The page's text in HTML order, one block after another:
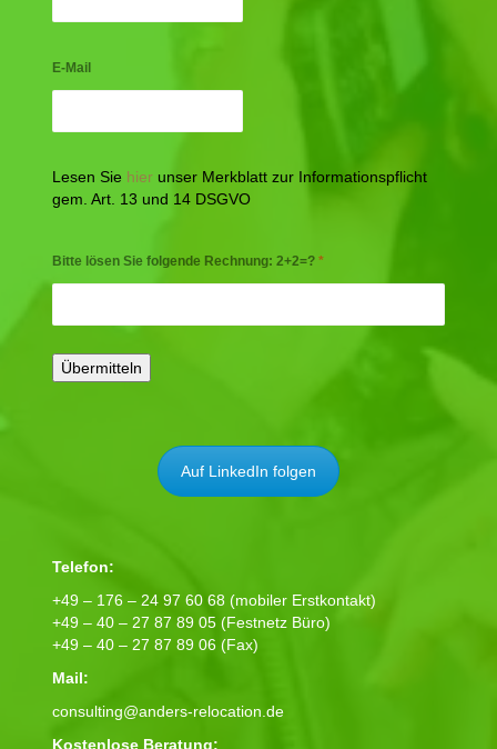
E-Mail
Lesen Sie hier unser Merkblatt zur Informationspflicht
gem. Art. 13 und 14 DSGVO
Bitte lösen Sie folgende Rechnung: 2+2=? *
Auf LinkedIn folgen
Telefon:
+49 – 176 – 24 97 60 68 (mobiler Erstkontakt)
+49 – 40 – 27 87 89 05 (Festnetz Büro)
+49 – 40 – 27 87 89 06 (Fax)
Mail:
consulting@anders-relocation.de
Kostenlose Beratung: